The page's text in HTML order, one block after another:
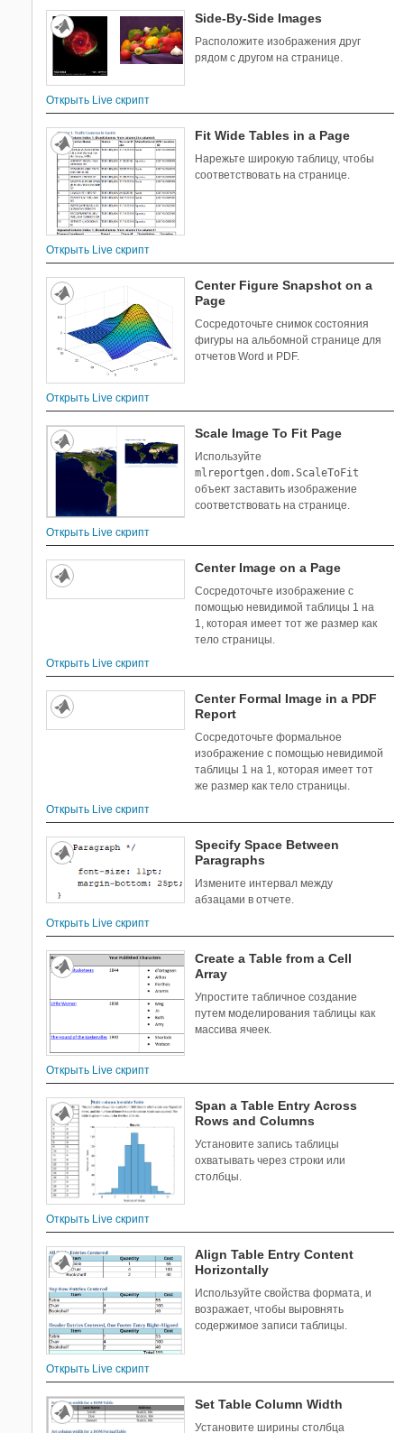
Side-By-Side Images
Расположите изображения друг
рядом с другом на странице.
Открыть Live скрипт
Fit Wide Tables in a Page
Нарежьте широкую таблицу, чтобы
соответствовать на странице.
Открыть Live скрипт
Center Figure Snapshot on a
Page
Сосредоточьте снимок состояния
фигуры на альбомной странице для
отчетов Word и PDF.
Открыть Live скрипт
Scale Image To Fit Page
Используйте
mlreportgen.dom.ScaleToFit
объект заставить изображение
соответствовать на странице.
Открыть Live скрипт
Center Image on a Page
Сосредоточьте изображение с
помощью невидимой таблицы 1 на
1, которая имеет тот же размер как
тело страницы.
Открыть Live скрипт
Center Formal Image in a PDF
Report
Сосредоточьте формальное
изображение с помощью невидимой
таблицы 1 на 1, которая имеет тот
же размер как тело страницы.
Открыть Live скрипт
Specify Space Between
Paragraphs
Измените интервал между
абзацами в отчете.
Открыть Live скрипт
Create a Table from a Cell
Array
Упростите табличное создание
путем моделирования таблицы как
массива ячеек.
Открыть Live скрипт
Span a Table Entry Across
Rows and Columns
Установите запись таблицы
охватывать через строки или
столбцы.
Открыть Live скрипт
Align Table Entry Content
Horizontally
Используйте свойства формата, и
возражает, чтобы выровнять
содержимое записи таблицы.
Открыть Live скрипт
Set Table Column Width
Установите ширины столбца